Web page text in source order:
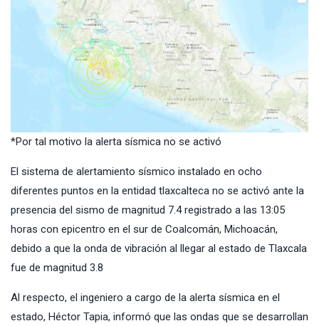
*Por tal motivo la alerta sísmica no se activó
El sistema de alertamiento sísmico instalado en ocho
diferentes puntos en la entidad tlaxcalteca no se activó ante la
presencia del sismo de magnitud 7.4 registrado a las 13:05
horas con epicentro en el sur de Coalcomán, Michoacán,
debido a que la onda de vibración al llegar al estado de Tlaxcala
fue de magnitud 3.8
Al respecto, el ingeniero a cargo de la alerta sísmica en el
estado, Héctor Tapia, informó que las ondas que se desarrollan